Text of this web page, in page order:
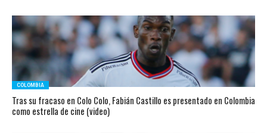
COLOMBIA
Tras su fracaso en Colo Colo, Fabián Castillo es presentado en Colombia
como estrella de cine (video)